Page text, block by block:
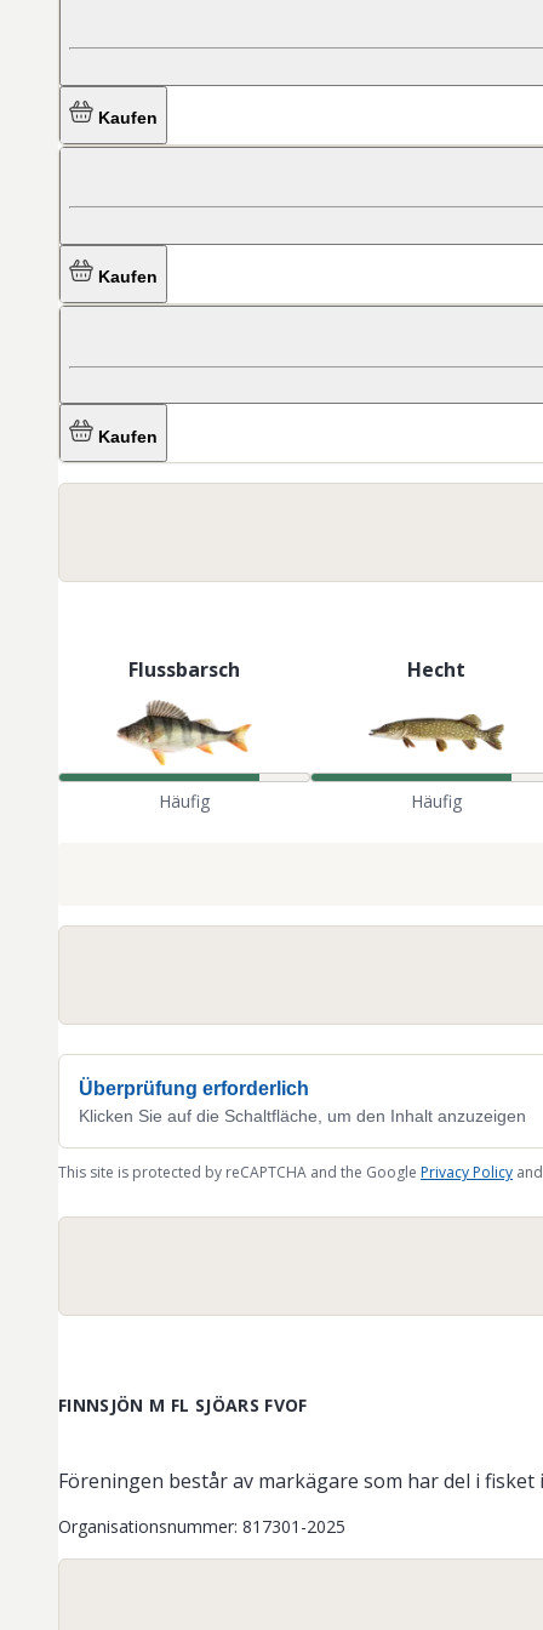
Kaufen
Kaufen
Kaufen
Flussbarsch
Häufig
Hecht
Häufig
Überprüfung erforderlich
Klicken Sie auf die Schaltfläche, um den Inhalt anzuzeigen
This site is protected by reCAPTCHA and the Google Privacy Policy and
FINNSJÖN M FL SJÖARS FVOF
Föreningen består av markägare som har del i fisket
Organisationsnummer: 817301-2025